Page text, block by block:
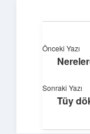
Keyifli
Önceki Yazı
Sonraki Yazı
Tüy